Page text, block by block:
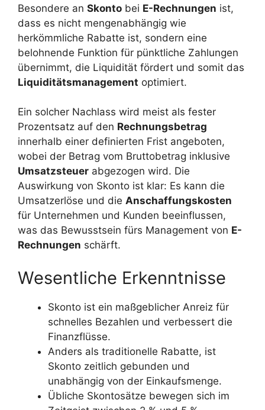
Besondere an Skonto bei E-Rechnungen ist,
dass es nicht mengenabhängig wie
herkömmliche Rabatte ist, sondern eine
belohnende Funktion für pünktliche Zahlungen
übernimmt, die Liquidität fördert und somit das
Liquiditätsmanagement optimiert.
Ein solcher Nachlass wird meist als fester
Prozentsatz auf den Rechnungsbetrag
innerhalb einer definierten Frist angeboten,
wobei der Betrag vom Bruttobetrag inklusive
Umsatzsteuer abgezogen wird. Die
Auswirkung von Skonto ist klar: Es kann die
Umsatzerlöse und die Anschaffungskosten
für Unternehmen und Kunden beeinflussen,
was das Bewusstsein fürs Management von E-
Rechnungen schärft.
Wesentliche Erkenntnisse
Skonto ist ein maßgeblicher Anreiz für
schnelles Bezahlen und verbessert die
Finanzflüsse.
Anders als traditionelle Rabatte, ist
Skonto zeitlich gebunden und
unabhängig von der Einkaufsmenge.
Übliche Skontosätze bewegen sich im